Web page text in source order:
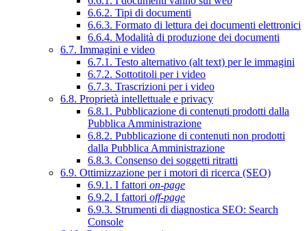
6.6.2. Tipi di documenti
6.6.3. Formato di lettura dei documenti elettronici
6.6.4. Modalità di produzione dei documenti
6.7. Immagini e video
6.7.1. Testo alternativo (alt text) per le immagini
6.7.2. Sottotitoli per i video
6.7.3. Trascrizioni per i video
6.8. Proprietà intellettuale e privacy
6.8.1. Pubblicazione di contenuti prodotti dalla
Pubblica Amministrazione
6.8.2. Pubblicazione di contenuti non prodotti
dalla Pubblica Amministrazione
6.8.3. Consenso dei soggetti ritratti
6.9. Ottimizzazione per i motori di ricerca (SEO)
6.9.1. I fattori on-page
6.9.2. I fattori off-page
6.9.3. Strumenti di diagnostica SEO: Search
Console